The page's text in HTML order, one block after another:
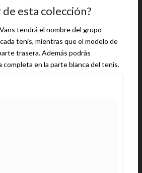
esta colección?
tendrá el nombre del grupo
tenis, mientras que el modelo de
trasera. Además podrás
completa en la parte blanca del tenis.